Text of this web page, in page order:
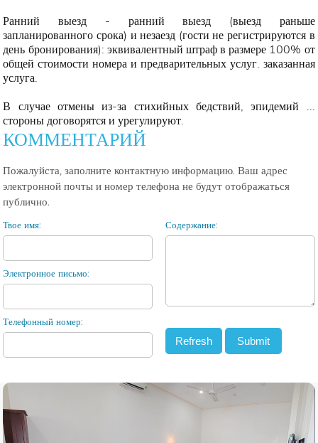
Ранний выезд - ранний выезд (выезд раньше
запланированного срока) и незаезд (гости не регистрируются в
день бронирования): эквивалентный штраф в размере 100% от
общей стоимости номера и предварительных услуг. заказанная
услуга.
В случае отмены из-за стихийных бедствий, эпидемий ...
стороны договорятся и урегулируют.
КОММЕНТАРИЙ
Пожалуйста, заполните контактную информацию. Ваш адрес
электронной почты и номер телефона не будут отображаться
публично.
Твое имя:
Электронное письмо:
Телефонный номер:
Содержание: